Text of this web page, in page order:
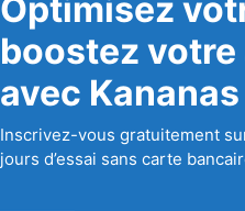
Optimisez
boostez
avec Kananas
Inscrivez-vous gratuitement
jours d’essai sans carte